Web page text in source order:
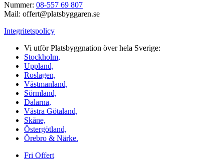
Nummer: 08-557 69 807
Mail: offert@platsbyggaren.se
Integritetspolicy
Vi utför Platsbyggnation över hela Sverige:
Stockholm,
Uppland,
Roslagen,
Västmanland,
Sörmland,
Dalarna,
Västra Götaland,
Skåne,
Östergötland,
Örebro & Närke.
Fri Offert